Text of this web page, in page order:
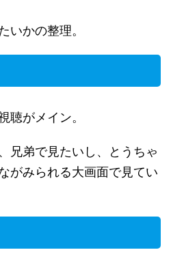
いかの整理。
聴がメイン。
兄弟で見たいし、とうちゃ
がみられる大画面で見てい